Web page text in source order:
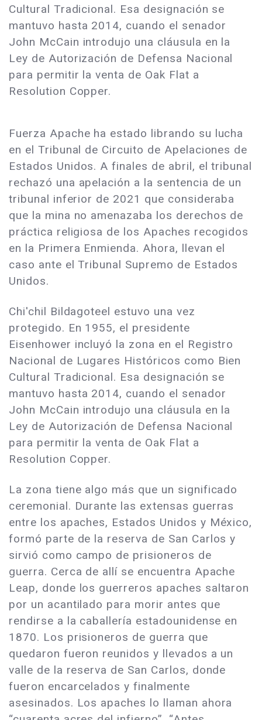
Cultural Tradicional. Esa designación se
mantuvo hasta 2014, cuando el senador
John McCain introdujo una cláusula en la
Ley de Autorización de Defensa Nacional
para permitir la venta de Oak Flat a
Resolution Copper.
Fuerza Apache ha estado librando su lucha
en el Tribunal de Circuito de Apelaciones de
Estados Unidos. A finales de abril, el tribunal
rechazó una apelación a la sentencia de un
tribunal inferior de 2021 que consideraba
que la mina no amenazaba los derechos de
práctica religiosa de los Apaches recogidos
en la Primera Enmienda. Ahora, llevan el
caso ante el Tribunal Supremo de Estados
Unidos.
Chi'chil Bildagoteel estuvo una vez
protegido. En 1955, el presidente
Eisenhower incluyó la zona en el Registro
Nacional de Lugares Históricos como Bien
Cultural Tradicional. Esa designación se
mantuvo hasta 2014, cuando el senador
John McCain introdujo una cláusula en la
Ley de Autorización de Defensa Nacional
para permitir la venta de Oak Flat a
Resolution Copper.
La zona tiene algo más que un significado
ceremonial. Durante las extensas guerras
entre los apaches, Estados Unidos y México,
formó parte de la reserva de San Carlos y
sirvió como campo de prisioneros de
guerra. Cerca de allí se encuentra Apache
Leap, donde los guerreros apaches saltaron
por un acantilado para morir antes que
rendirse a la caballería estadounidense en
1870. Los prisioneros de guerra que
quedaron fueron reunidos y llevados a un
valle de la reserva de San Carlos, donde
fueron encarcelados y finalmente
asesinados. Los apaches lo llaman ahora